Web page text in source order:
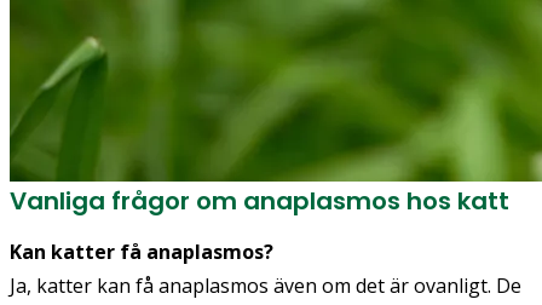
Vanliga frågor om anaplasmos hos katt
Kan katter få anaplasmos?
Ja, katter kan få anaplasmos även om det är ovanligt. De